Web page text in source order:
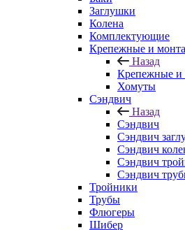
Заглушки
Колена
Комплектующие
Крепежные и
Назад
Крепежные и
Хомуты
Сэндвич
Назад
Сэндвич
Сэндвич
Сэндвич
Сэндвич
Сэндвич
Тройники
Трубы
Флюгеры
Шибер